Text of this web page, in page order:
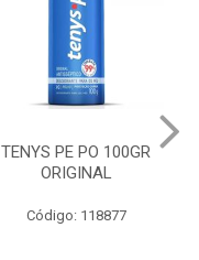
TENYS PE PO 100GR
ORIGINAL
Código: 118877